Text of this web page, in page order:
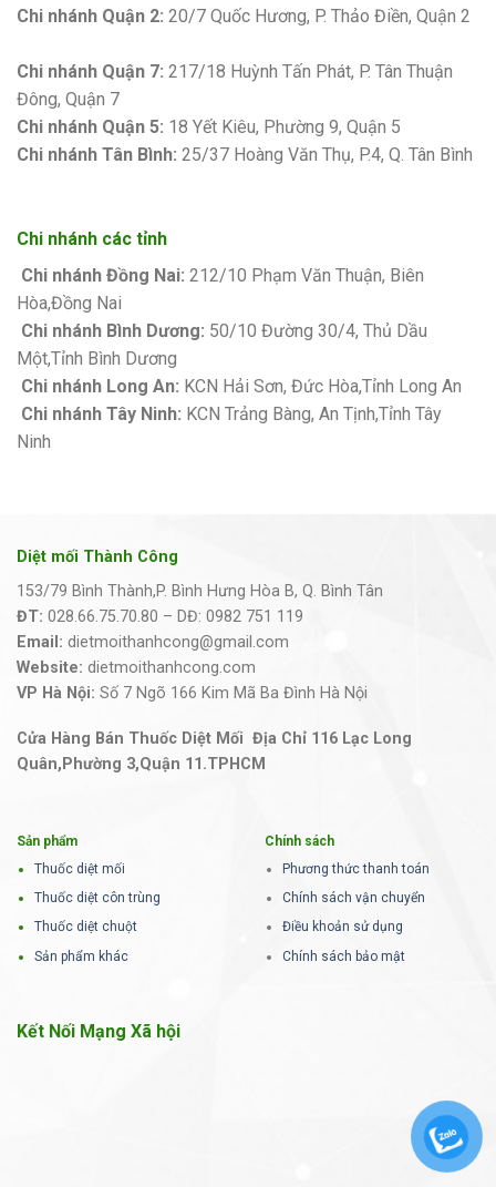
Chi nhánh Quận 2: 20/7 Quốc Hương, P. Thảo Điền, Quận 2
Chi nhánh Quận 7: 217/18 Huỳnh Tấn Phát, P. Tân Thuận
Đông, Quận 7
Chi nhánh Quận 5: 18 Yết Kiêu, Phường 9, Quận 5
Chi nhánh Tân Bình: 25/37 Hoàng Văn Thụ, P.4, Q. Tân Bình
Chi nhánh các tỉnh
Chi nhánh Đồng Nai: 212/10 Phạm Văn Thuận, Biên
Hòa,Đồng Nai
Chi nhánh Bình Dương: 50/10 Đường 30/4, Thủ Dầu
Một,Tỉnh Bình Dương
Chi nhánh Long An: KCN Hải Sơn, Đức Hòa,Tỉnh Long An
Chi nhánh Tây Ninh: KCN Trảng Bàng, An Tịnh,Tỉnh Tây
Ninh
Diệt mối Thành Công
153/79 Bình Thành,P. Bình Hưng Hòa B, Q. Bình Tân
ĐT: 028.66.75.70.80 – DĐ: 0982 751 119
Email: dietmoithanhcong@gmail.com
Website: dietmoithanhcong.com
VP Hà Nội: Số 7 Ngõ 166 Kim Mã Ba Đình Hà Nội
Cửa Hàng Bán Thuốc Diệt Mối Địa Chỉ 116 Lạc Long
Quân,Phường 3,Quận 11.TPHCM
Sản phẩm
Thuốc diệt mối
Thuốc diệt côn trùng
Thuốc diệt chuột
Sản phẩm khác
Chính sách
Phương thức thanh toán
Chính sách vận chuyển
Điều khoản sử dụng
Chính sách bảo mật
Kết Nối Mạng Xã hội